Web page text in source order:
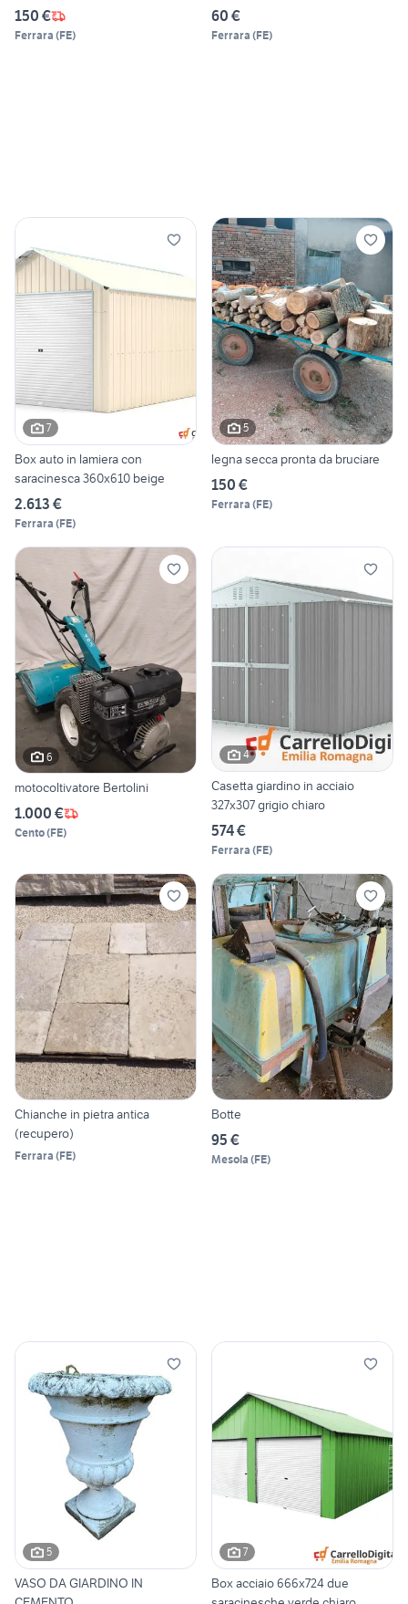
150 €
Ferrara (FE)
60 €
Ferrara (FE)
7
Box auto in lamiera con
saracinesca 360x610 beige
2.613 €
Ferrara (FE)
5
legna secca pronta da bruciare
150 €
Ferrara (FE)
6
motocoltivatore Bertolini
1.000 €
Cento(FE)
4
Casetta giardino in acciaio
327x307 grigio chiaro
574 €
Ferrara (FE)
Chianche in pietra antica
(recupero)
Ferrara (FE)
Botte
95 €
Mesola (FE)
5
VASO DA GIARDINO IN
7
Box acciaio 666x724 due